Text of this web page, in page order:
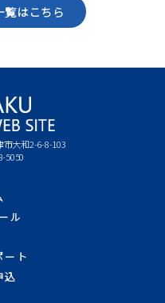
覧はこちら
市大和2-6-8-103
5050
ル
ート
込